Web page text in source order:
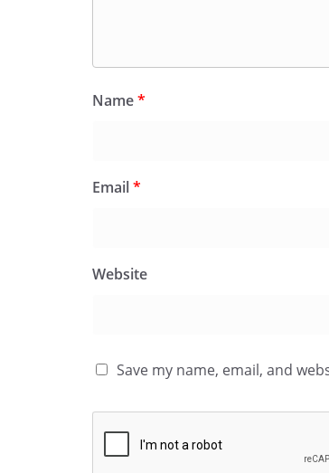
Name*
Email*
Website
Save my name, email, and